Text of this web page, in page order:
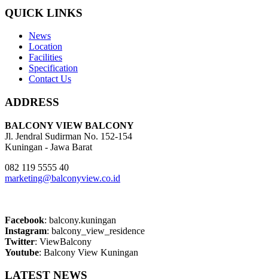
QUICK LINKS
News
Location
Facilities
Specification
Contact Us
ADDRESS
BALCONY VIEW BALCONY
Jl. Jendral Sudirman No. 152-154
Kuningan - Jawa Barat
082 119 5555 40
marketing@balconyview.co.id
Facebook: balcony.kuningan
Instagram: balcony_view_residence
Twitter: ViewBalcony
Youtube: Balcony View Kuningan
LATEST NEWS